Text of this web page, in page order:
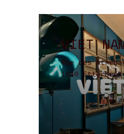
VIET
Rue des
1040 Etterbeek